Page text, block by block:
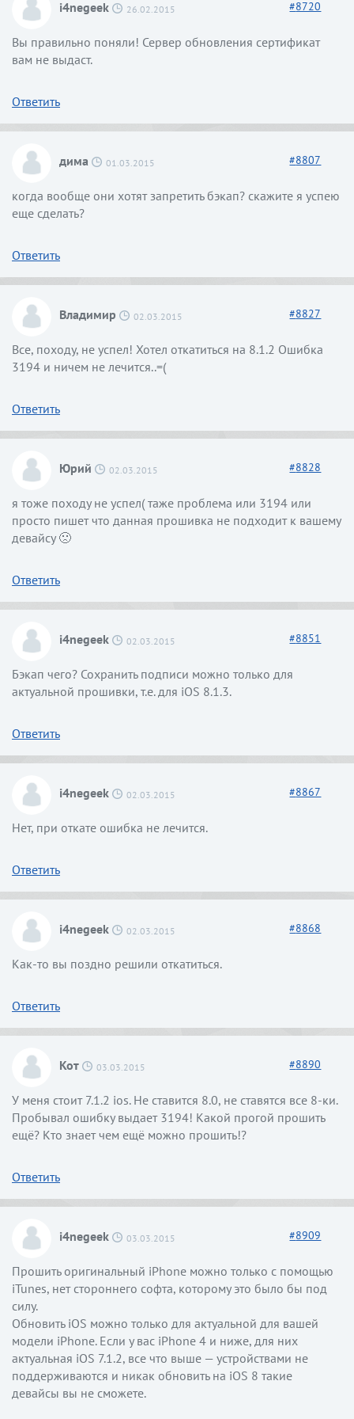
i4negeek 26.02.2015 #8720
Вы правильно поняли! Сервер обновления сертификат
вам не выдаст.
Ответить
дима 01.03.2015 #8807
когда вообще они хотят запретить бэкап? скажите я успею
еще сделать?
Ответить
Владимир 02.03.2015 #8827
Все, походу, не успел! Хотел откатиться на 8.1.2 Ошибка
3194 и ничем не лечится..=(
Ответить
Юрий 02.03.2015 #8828
я тоже походу не успел( таже проблема или 3194 или
просто пишет что данная прошивка не подходит к вашему
девайсу 🙁
Ответить
i4negeek 02.03.2015 #8851
Бэкап чего? Сохранить подписи можно только для
актуальной прошивки, т.е. для iOS 8.1.3.
Ответить
i4negeek 02.03.2015 #8867
Нет, при откате ошибка не лечится.
Ответить
i4negeek 02.03.2015 #8868
Как-то вы поздно решили откатиться.
Ответить
Кот 03.03.2015 #8890
У меня стоит 7.1.2 ios. Не ставится 8.0, не ставятся все 8-ки.
Пробывал ошибку выдает 3194! Какой прогой прошить
ещё? Кто знает чем ещё можно прошить!?
Ответить
i4negeek 03.03.2015 #8909
Прошить оригинальный iPhone можно только с помощью
iTunes, нет стороннего софта, которому это было бы под
силу.
Обновить iOS можно только для актуальной для вашей
модели iPhone. Если у вас iPhone 4 и ниже, для них
актуальная iOS 7.1.2, все что выше — устройствами не
поддерживаются и никак обновить на iOS 8 такие
девайсы вы не сможете.